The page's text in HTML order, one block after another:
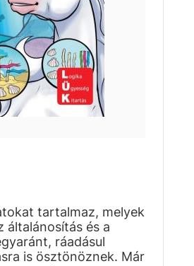
tartalmaz, melyek
általánosítás és a
ráadásul
is ösztönöznek. Már